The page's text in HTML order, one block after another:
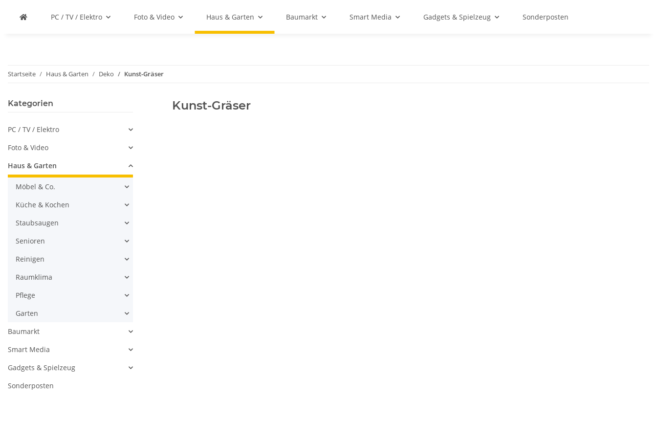
PC / TV / Elektro Foto & Video Haus & Garten Baumarkt Smart Media Gadgets & Spielzeug Sonderposten
Startseite Haus & Garten Deko Kunst-Gräser
Kunst-Gräser
Kategorien
PC / TV / Elektro
Foto & Video
Haus & Garten
Möbel & Co.
Küche & Kochen
Staubsaugen
Senioren
Reinigen
Raumklima
Pflege
Garten
Baumarkt
Smart Media
Gadgets & Spielzeug
Sonderposten